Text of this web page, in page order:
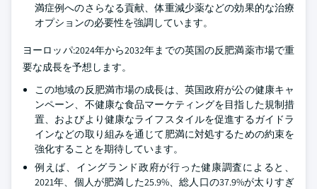
満症例へのさらなる貢献、体重減少薬などの効果的な治療
オプションの必要性を強調しています。
ヨーロッパ:2024年から2032年までの英国の反肥満薬市場で重
要な成長を予想します。
この地域の反肥満市場の成長は、英国政府が公の健康キャ
ンペーン、不健康な食品マーケティングを目指した規制措
置、およびより健康なライフスタイルを促進するガイドラ
インなどの取り組みを通じて肥満に対処するための約束を
強化することを期待しています。
例えば、イングランド政府が行った健康調査によると、
2021年、個人が肥満した25.9%、総人口の37.9%が太りすぎ